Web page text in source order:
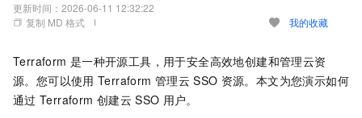
更新时间： 2026-06-11 12:32:22
复制 MD 格式
我的收藏
Terraform 是一种开源工具，用于安全高效地创建和管理云资
源。您可以使用 Terraform 管理云 SSO 资源。本文为您演示如何
通过 Terraform 创建云 SSO 用户。